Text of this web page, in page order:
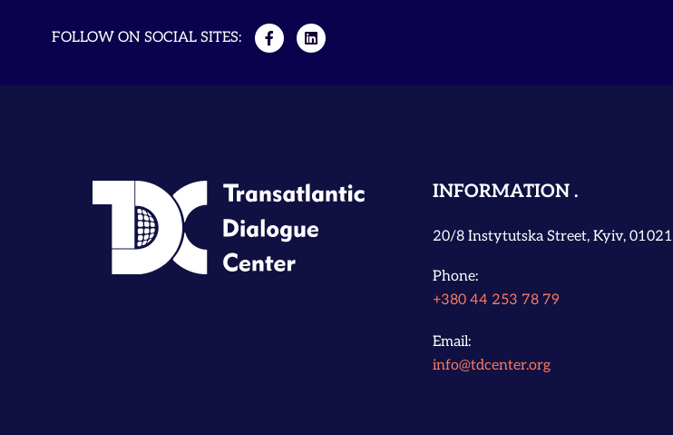
FOLLOW ON SOCIAL SITES:
INFORMATION
20/8 Instytutska Street, Kyiv, 01021
Phone:
+380 44 253 78 79
Email:
info@tdcenter.org